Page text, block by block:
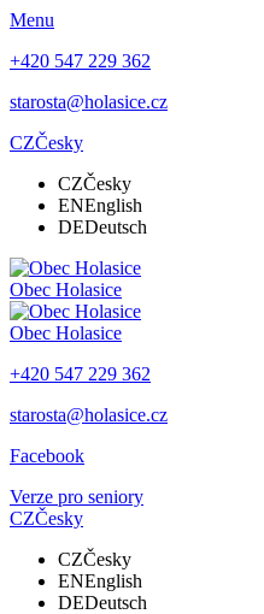
Menu
+420 547 229 362
starosta@holasice.cz
CZČesky
CZČesky
ENEnglish
DEDeutsch
Obec Holasice
Obec Holasice
+420 547 229 362
starosta@holasice.cz
Facebook
Verze pro seniory
CZČesky
CZČesky
ENEnglish
DEDeutsch